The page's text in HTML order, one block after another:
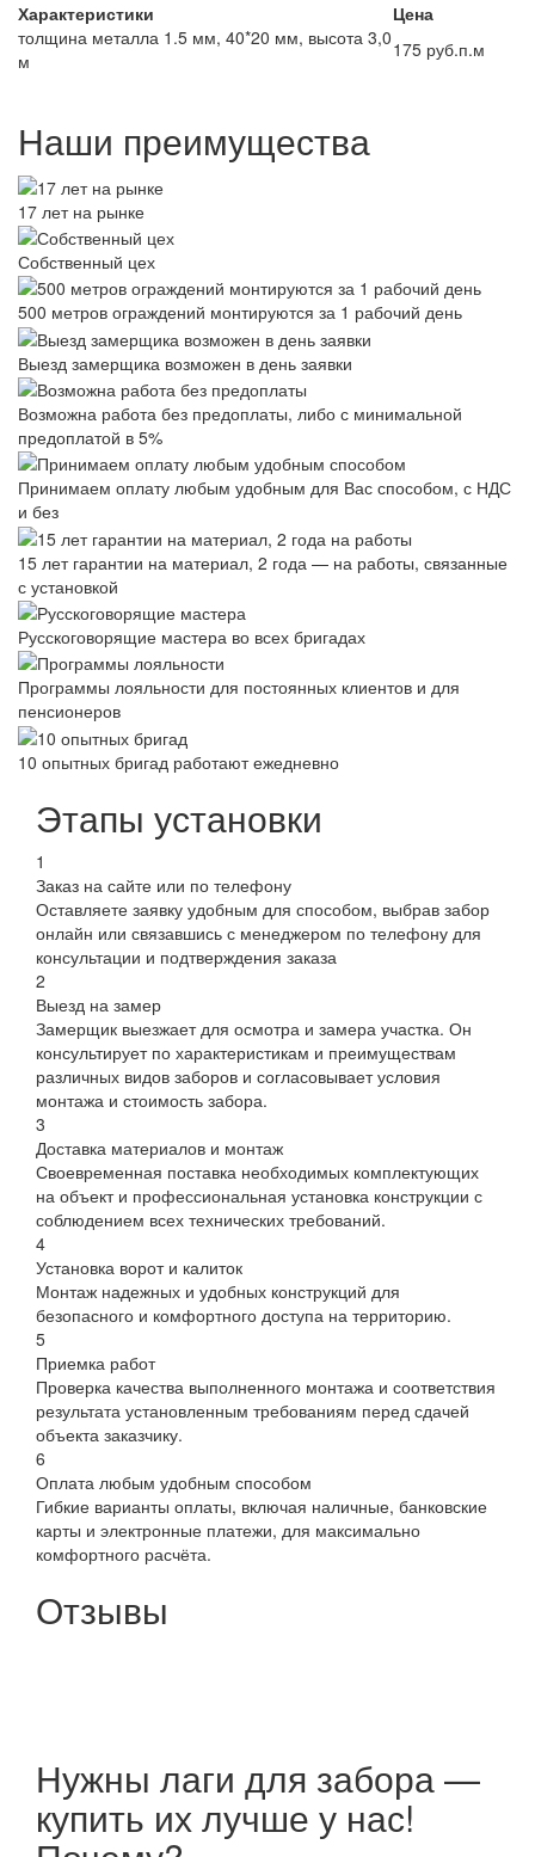
Характеристики
Цена
толщина металла 1.5 мм, 40*20 мм, высота 3,0
м
175 руб.п.м
Наши преимущества
17 лет на рынке
Собственный цех
500 метров ограждений монтируются за 1 рабочий день
Выезд замерщика возможен в день заявки
Возможна работа без предоплаты, либо с минимальной
предоплатой в 5%
Принимаем оплату любым удобным для Вас способом, с НДС
и без
15 лет гарантии на материал, 2 года — на работы, связанные
с установкой
Русскоговорящие мастера во всех бригадах
Программы лояльности для постоянных клиентов и для
пенсионеров
10 опытных бригад работают ежедневно
Этапы установки
1
Заказ на сайте или по телефону
Оставляете заявку удобным для способом, выбрав забор
онлайн или связавшись с менеджером по телефону для
консультации и подтверждения заказа
2
Выезд на замер
Замерщик выезжает для осмотра и замера участка. Он
консультирует по характеристикам и преимуществам
различных видов заборов и согласовывает условия
монтажа и стоимость забора.
3
Доставка материалов и монтаж
Своевременная поставка необходимых комплектующих
на объект и профессиональная установка конструкции с
соблюдением всех технических требований.
4
Установка ворот и калиток
Монтаж надежных и удобных конструкций для
безопасного и комфортного доступа на территорию.
5
Приемка работ
Проверка качества выполненного монтажа и соответствия
результата установленным требованиям перед сдачей
объекта заказчику.
6
Оплата любым удобным способом
Гибкие варианты оплаты, включая наличные, банковские
карты и электронные платежи, для максимально
комфортного расчёта.
Отзывы
Нужны лаги для забора —
купить их лучше у нас!